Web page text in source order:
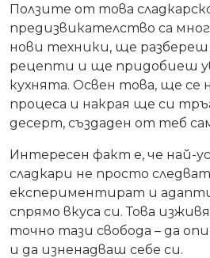
Ползите от това
предизвикателство са
нови техники, ще
рецепти и ще придобиеш
кухнята. Освен това, ще се
процеса и накрая ще си
десерт, създаден от теб
Интересен факт е, че най-
сладкари не просто
експериментират и
спрямо вкуса си. Това
точно тази свобода – да
и да изненадваш себе си.